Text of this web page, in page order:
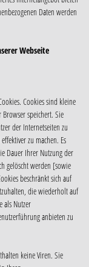
Daten werden
Webseite
Cookies sind kleine
speichert. Sie
der Internetseiten zu
zu machen. Es
Dauer Ihrer Nutzung der
gelöscht werden [sowie
beschränkt sich auf
die wiederholt auf
als Nutzer
anbieten zu
keine Viren. Sie